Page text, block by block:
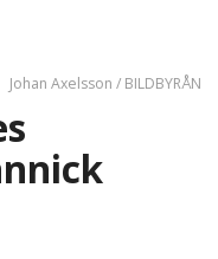
Johan Axelsson / BILDBYRÅN